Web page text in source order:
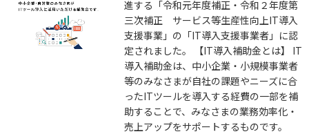
進する「令和元年度補正・令和２年度第
三次補正 サービス等生産性向上IT導入
支援事業」の「IT導入支援事業者」に認
定されました。 【IT導入補助金とは】 IT
導入補助金は、中小企業・小規模事業者
等のみなさまが自社の課題やニーズに合
ったITツールを導入する経費の一部を補
助することで、みなさまの業務効率化・
売上アップをサポートするものです。